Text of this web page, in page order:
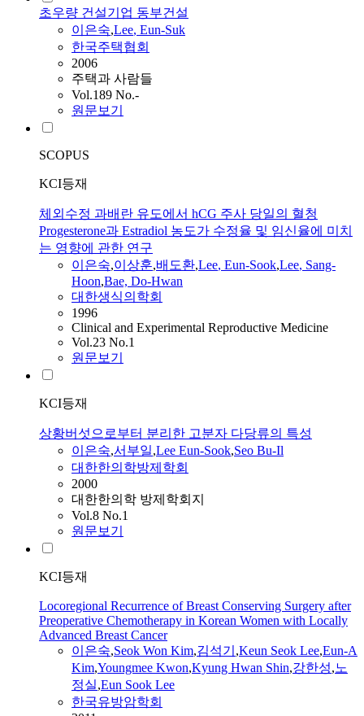
초우량 건설기업 동부건설
이은숙,Lee, Eun-Suk
한국주택협회
2006
주택과 사람들
Vol.189 No.-
원문보기
SCOPUS
KCI등재
체외수정 과배란 유도에서 hCG 주사 당일의 혈청
Progesterone과 Estradiol 농도가 수정율 및 임신율에 미치
는 영향에 관한 연구
이은숙,이상훈,배도환,Lee, Eun-Sook,Lee, Sang-
Hoon,Bae, Do-Hwan
대한생식의학회
1996
Clinical and Experimental Reproductive Medicine
Vol.23 No.1
원문보기
KCI등재
상황버섯으로부터 분리한 고분자 다당류의 특성
이은숙,서부일,Lee Eun-Sook,Seo Bu-Il
대한한의학방제학회
2000
대한한의학 방제학회지
Vol.8 No.1
원문보기
KCI등재
Locoregional Recurrence of Breast Conserving Surgery after
Preoperative Chemotherapy in Korean Women with Locally
Advanced Breast Cancer
이은숙,Seok Won Kim,김석기 ,Keun Seok Lee,Eun-A
Kim,Youngmee Kwon,Kyung Hwan Shin,강한성,노
정실,Eun Sook Lee
한국유방암학회